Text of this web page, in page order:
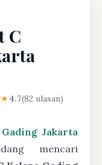
C
4.7(82 ulasan)
Jakarta
mencari